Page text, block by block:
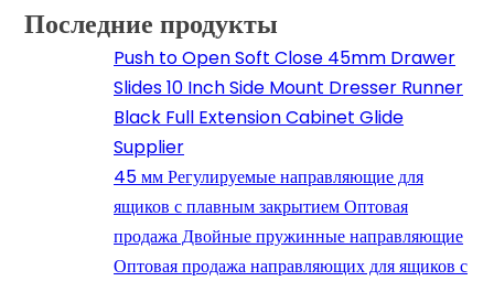
Последние продукты
Push to Open Soft Close 45mm Drawer
Slides 10 Inch Side Mount Dresser Runner
Black Full Extension Cabinet Glide
Supplier
45 мм Регулируемые направляющие для
ящиков с плавным закрытием Оптовая
продажа Двойные пружинные направляющие
Оптовая продажа направляющих для ящиков с